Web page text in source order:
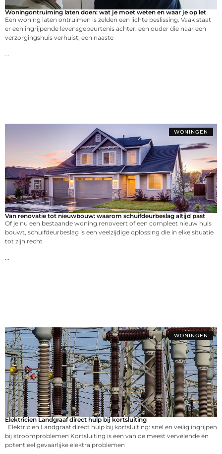
Woningontruiming laten doen: wat je moet weten en waar je op let
Een woning laten ontruimen is zelden een lichte beslissing. Vaak staat
er een ingrijpende levensgebeurtenis achter: een ouder die naar een
verzorgingshuis verhuist, een naaste
WONINGEN
Van renovatie tot nieuwbouw: waarom schuifdeurbeslag altijd past
Of je nu een bestaande woning renoveert of een compleet nieuw huis
bouwt, schuifdeurbeslag is een veelzijdige oplossing die in elke situatie
tot zijn recht
WONINGEN
Elektricien Landgraaf direct hulp bij kortsluiting
Elektricien Landgraaf direct hulp bij kortsluiting: snel en veilig ingrijpen
bij stroomproblemen Kortsluiting is een van de meest vervelende én
potentieel gevaarlijke elektra problemen